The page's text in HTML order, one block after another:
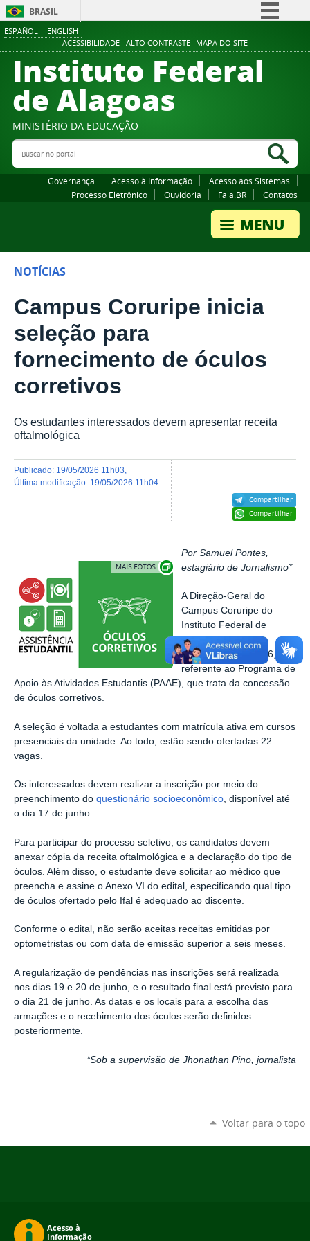
ESPAÑOL ENGLISH
ACESSIBILIDADE ALTO CONTRASTE MAPA DO SITE
BRASIL
Comunica BR
Participe
Canais
Instituto Federal
de Alagoas
MINISTÉRIO DA EDUCAÇÃO
Buscar no portal
Governança Acesso à Informação
Acesso aos Sistemas
Processo Eletrônico
Ouvidoria Fala.BR Contatos
NOTÍCIAS
Campus Coruripe inicia
seleção para
fornecimento de óculos
corretivos
Os estudantes interessados devem apresentar receita
oftalmológica
Compartilhar
Compartilhar
publicado: 19/05/2026 11h03
última modificação: 19/05/2026 11h04
Exibir carrossel de imagens
Por Samuel Pontes,
estagiário de Jornalismo*
A Direção-Geral do
Campus Coruripe do
Instituto Federal de
Alagoas (Ifal) torna
público o Edital nº 06,
referente ao Programa de
Apoio às Atividades Estudantis (PAAE), que trata da concessão
de óculos corretivos.
A seleção é voltada a estudantes com matrícula ativa em cursos
presenciais da unidade. Ao todo, estão sendo ofertadas 22
vagas.
Os interessados devem realizar a inscrição por meio do
preenchimento do questionário socioeconômico, disponível até
o dia 17 de junho.
Para participar do processo seletivo, os candidatos devem
anexar cópia da receita oftalmológica e a declaração do tipo de
óculos. Além disso, o estudante deve solicitar ao médico que
preencha e assine o Anexo VI do edital, especificando qual tipo
de óculos ofertado pelo Ifal é adequado ao discente.
Conforme o edital, não serão aceitas receitas emitidas por
optometristas ou com data de emissão superior a seis meses.
A regularização de pendências nas inscrições será realizada
nos dias 19 e 20 de junho, e o resultado final está previsto para
o dia 21 de junho. As datas e os locais para a escolha das
armações e o recebimento dos óculos serão definidos
posteriormente.
*Sob a supervisão de Jhonathan Pino, jornalista
Voltar para o topo